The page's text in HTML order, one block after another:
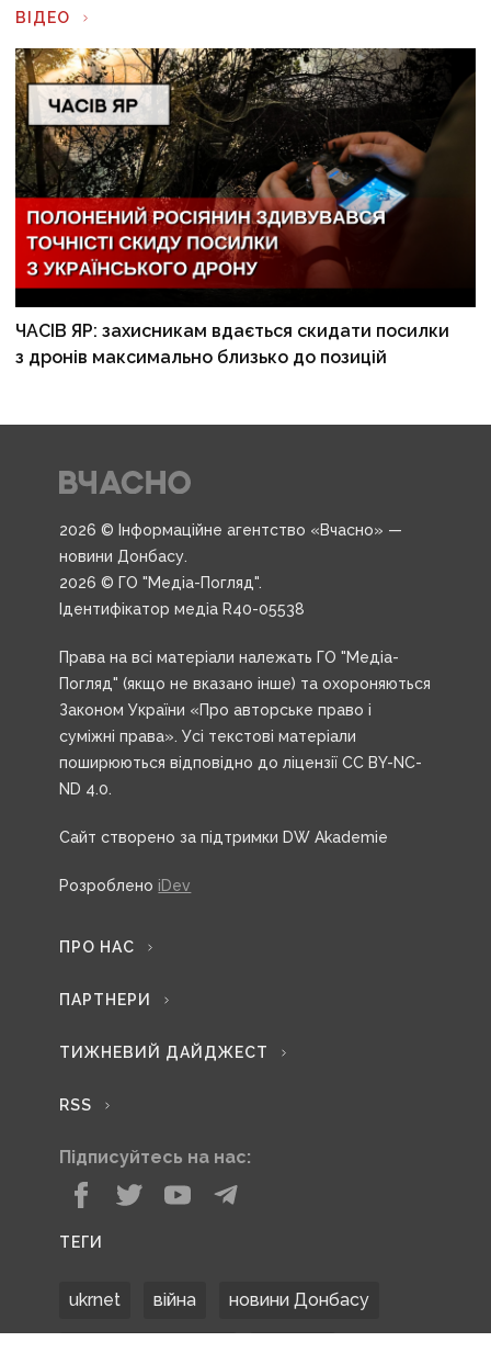
ВІДЕО
ЧАСІВ ЯР: захисникам вдається скидати посилки
з дронів максимально близько до позицій
2026 © Інформаційне агентство «Вчасно» —
новини Донбасу.
2026 © ГО "Медіа-Погляд".
Ідентифікатор медіа R40-05538
Права на всі матеріали належать ГО "Медіа-
Погляд" (якщо не вказано інше) та охороняються
Законом України «Про авторське право і
суміжні права». Усі текстові матеріали
поширюються відповідно до ліцензії CC BY-NC-
ND 4.0.
Сайт створено за підтримки DW Akademie
Розроблено iDev
ПРО НАС
ПАРТНЕРИ
ТИЖНЕВИЙ ДАЙДЖЕСТ
RSS
Підписуйтесь на нас:
ТЕГИ
ukrnet війна новини Донбасу